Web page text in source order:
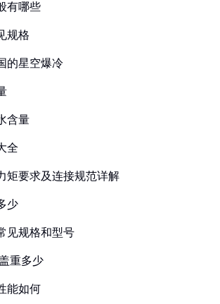
有哪些
规格
的星空爆冷
含量
全
矩要求及连接规范详解
少
见规格和型号
重多少
能如何